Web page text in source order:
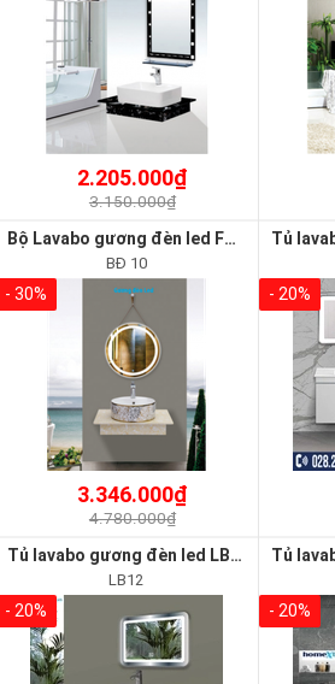
2.205.000₫
3.150.000₫
Bộ Lavabo gương đèn led FOTAR BĐ 10
BĐ 10
- 30%
3.346.000₫
4.780.000₫
- 20%
Tủ lavabo gương đèn led LB12
LB12
- 20% - 20%